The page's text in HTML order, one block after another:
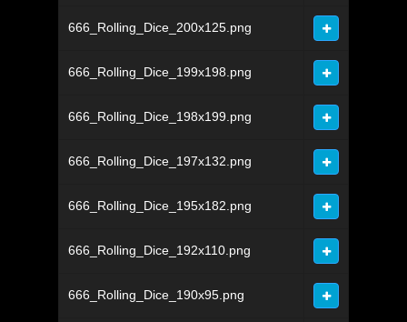
666_Rolling_Dice_200x125.png
666_Rolling_Dice_199x198.png
666_Rolling_Dice_198x199.png
666_Rolling_Dice_197x132.png
666_Rolling_Dice_195x182.png
666_Rolling_Dice_192x110.png
666_Rolling_Dice_190x95.png